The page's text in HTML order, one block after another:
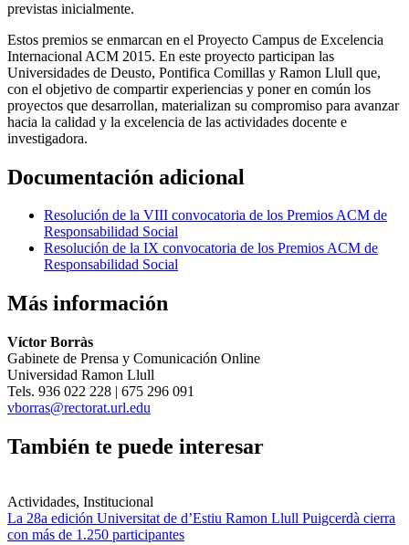
previstas inicialmente.
Estos premios se enmarcan en el Proyecto Campus de Excelencia
Internacional ACM 2015. En este proyecto participan las
Universidades de Deusto, Pontifica Comillas y Ramon Llull que,
con el objetivo de compartir experiencias y poner en común los
proyectos que desarrollan, materializan su compromiso para avanzar
hacia la calidad y la excelencia de las actividades docente e
investigadora.
Documentación adicional
Resolución de la VIII convocatoria de los Premios ACM de
Responsabilidad Social
Resolución de la IX convocatoria de los Premios ACM de
Responsabilidad Social
Más información
Víctor Borràs
Gabinete de Prensa y Comunicación Online
Universidad Ramon Llull
Tels. 936 022 228 | 675 296 091
vborras@rectorat.url.edu
También te puede interesar
Actividades, Institucional
La 28a edición Universitat de d’Estiu Ramon Llull Puigcerdà cierra
con más de 1.250 participantes